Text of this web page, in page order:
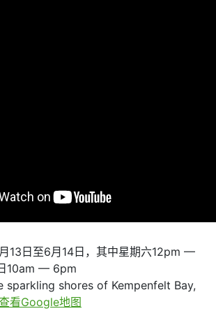
13日至6月14日，其中星期六12pm —
10am — 6pm
sparkling shores of Kempenfelt Bay,
看Google地图